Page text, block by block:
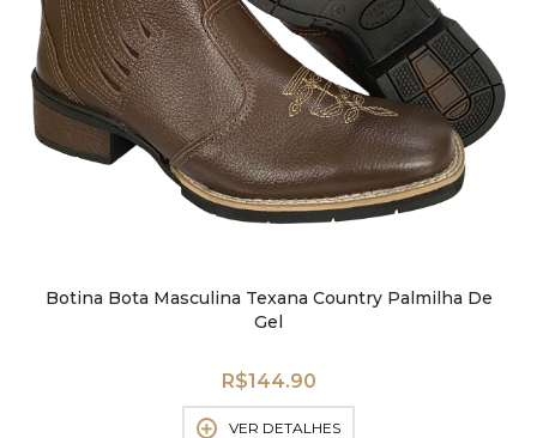
Botina Bota Masculina Texana Country Palmilha De
Gel
R$144.90
VER DETALHES